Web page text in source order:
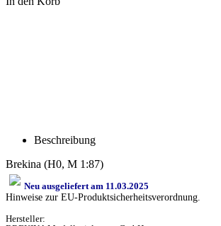
Beschreibung
Brekina (H0, M 1:87)
Neu ausgeliefert am 11.03.2025
Hinweise zur EU-Produktsicherheitsverordnung.
Hersteller: